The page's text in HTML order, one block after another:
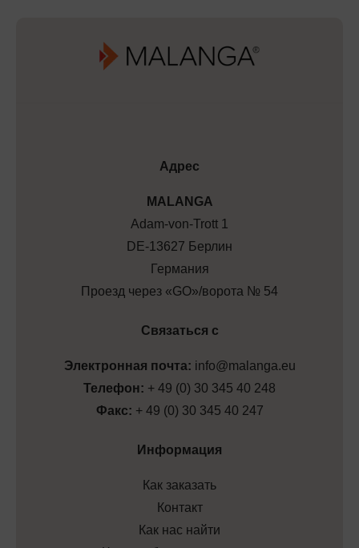
Адрес
МALANGA
Adam-von-Trott 1
DE-13627 Берлин
Германия
Проезд через «GO»/ворота № 54
Связаться с
Электронная почта: info@malanga.eu
Телефон: + 49 (0) 30 345 40 248
Факс: + 49 (0) 30 345 40 247
Информация
Как заказать
Контакт
Как нас найти